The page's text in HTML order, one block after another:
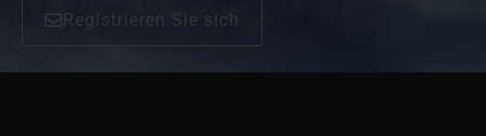
Registrieren Sie sich